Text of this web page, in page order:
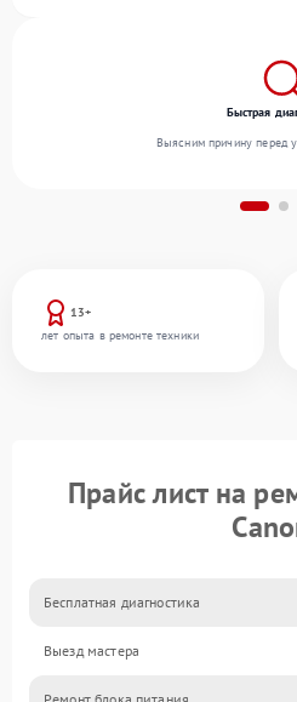
13+
лет опыта в ремонте техники
Быстрая
Выясним причину перед
Прайс лист на
Бесплатная диагностика
Выезд мастера